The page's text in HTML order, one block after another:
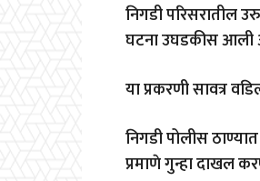
निगडी परिसरातील
घटना उघडकीस
या प्रकरणी सावत्र
निगडी पोलीस
प्रमाणे गुन्हा दाखल